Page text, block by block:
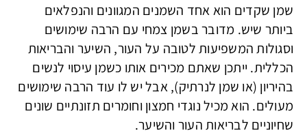
שמן שקדים הוא אחד השמנים המגוונים והנפלאים
ביותר שיש. מדובר בשמן צמחי עם הרבה שימושים
וסגולות המשפיעות לטובה על העור, השיער והבריאות
הכללית. ייתכן שאתם מכירים אותו כשמן עיסוי לנשים
בהיריון (או שמן לנרתיק), אבל יש לו עוד הרבה שימושים
מעולים. הוא מכיל נוגדי חמצון וחומרים תזונתיים שונים
שחיוניים לבריאות העור והשיער.